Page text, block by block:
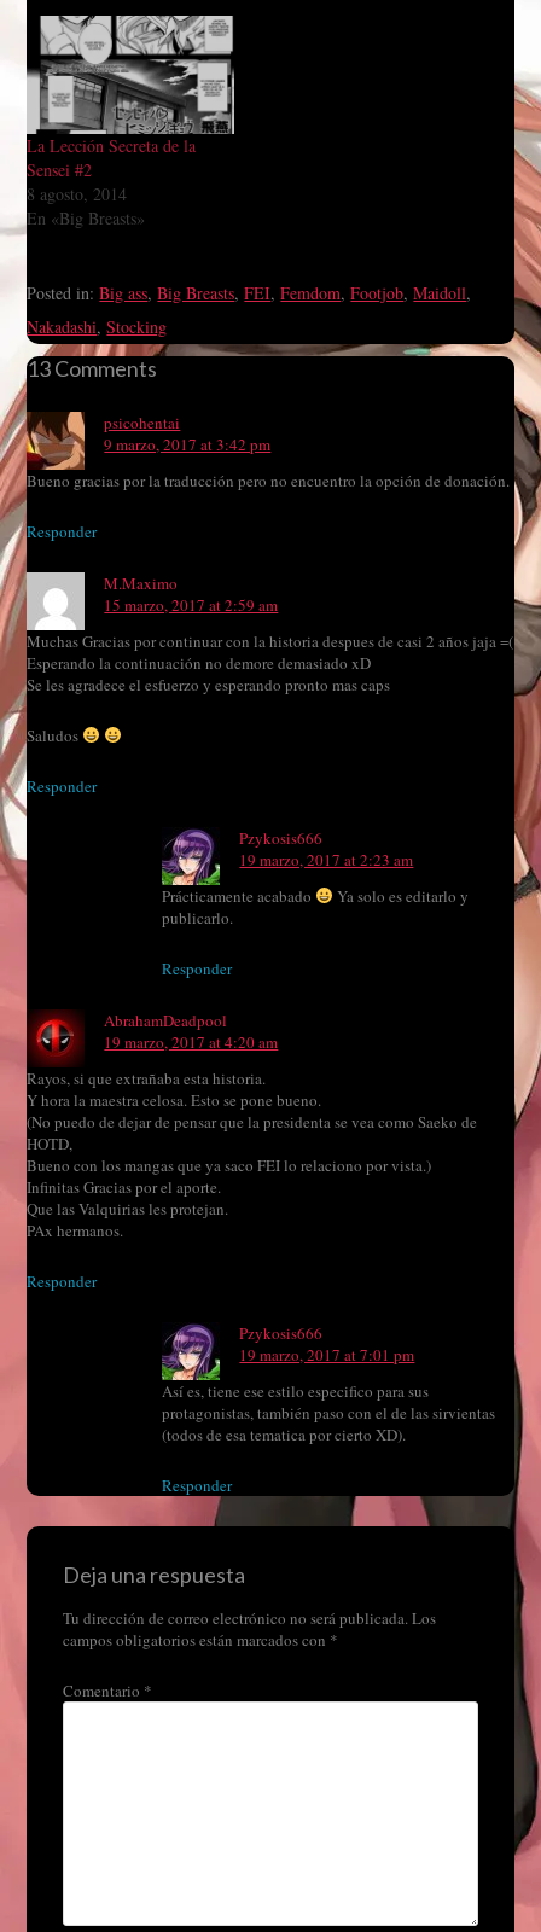
La Lección Secreta de la
Sensei #2
8 agosto, 2014
En «Big Breasts»
Posted in:Big ass,Big Breasts,FEI,Femdom,Footjob,Maidoll,
Nakadashi,Stocking
13 Comments
psicohentai
9 marzo, 2017 at 3:42 pm
Bueno gracias por la traducción pero no encuentro la opción de donación.
Responder
M.Maximo
15 marzo, 2017 at 2:59 am
Muchas Gracias por continuar con la historia despues de casi 2 años jaja =(
Esperando la continuación no demore demasiado xD
Se les agradece el esfuerzo y esperando pronto mas caps
Saludos
Responder
Pzykosis666
19 marzo, 2017 at 2:23 am
Prácticamente acabado
Ya solo es editarlo y
publicarlo.
Responder
AbrahamDeadpool
19 marzo, 2017 at 4:20 am
Rayos, si que extrañaba esta historia.
Y hora la maestra celosa. Esto se pone bueno.
(No puedo de dejar de pensar que la presidenta se vea como Saeko de
HOTD,
Bueno con los mangas que ya saco FEI lo relaciono por vista.)
Infinitas Gracias por el aporte.
Que las Valquirias les protejan.
PAx hermanos.
Responder
Pzykosis666
19 marzo, 2017 at 7:01 pm
Así es, tiene ese estilo especifico para sus
protagonistas, también paso con el de las sirvientas
(todos de esa tematica por cierto XD).
Responder
Deja una respuesta
Tu dirección de correo electrónico no será publicada.Los
campos obligatorios están marcados con *
Comentario *